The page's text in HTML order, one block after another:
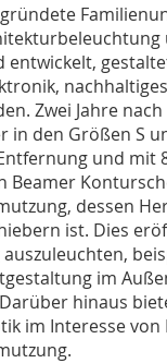
entwickelt,
Zwei Jahre
in den Größen S
und mit
Beamer
dessen
ist. Dies
im
hinaus
im Interesse von